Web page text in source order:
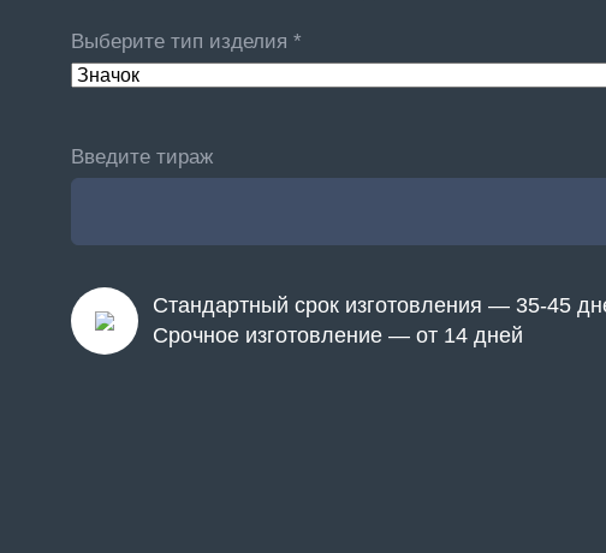
Выберите тип изделия *
Введите тираж
Стандартный срок изготовления — 35-45
Срочное изготовление — от 14 дней